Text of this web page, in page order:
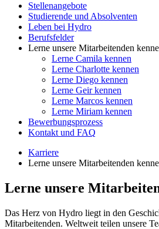
Stellenangebote
Studierende und Absolventen
Leben bei Hydro
Berufsfelder
Lerne unsere Mitarbeitenden
Lerne Camila kennen
Lerne Charlotte kennen
Lerne Diego kennen
Lerne Geir kennen
Lerne Marcos kennen
Lerne Miriam kennen
Bewerbungsprozess
Kontakt und FAQ
Karriere
Lerne unsere Mitarbeitenden
Lerne unsere
Das Herz von Hydro liegt in den
Mitarbeitenden. Weltweit teilen unsere